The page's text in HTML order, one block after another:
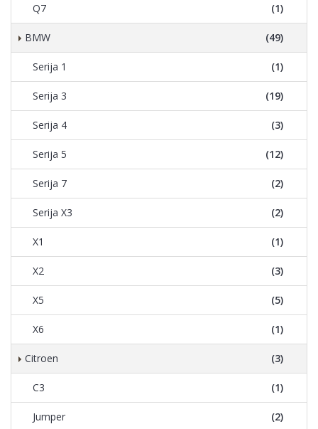
Q7 (1)
BMW (49)
Serija 1 (1)
Serija 3 (19)
Serija 4 (3)
Serija 5 (12)
Serija 7 (2)
Serija X3 (2)
X1 (1)
X2 (3)
X5 (5)
X6 (1)
Citroen (3)
C3 (1)
Jumper (2)